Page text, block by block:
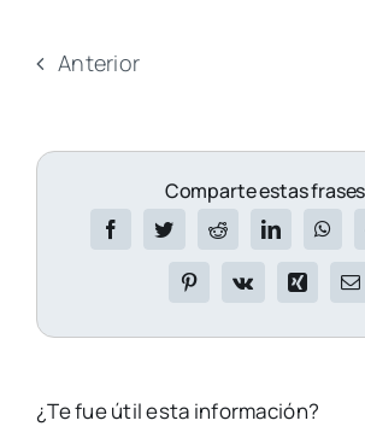
Anterior
Comparte estas frases
¿Te fue útil esta información?